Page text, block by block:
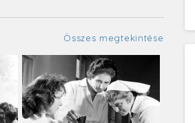
Összes megtekintése